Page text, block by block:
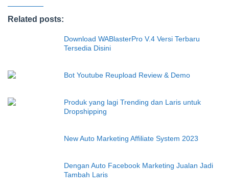
Related posts:
Download WABlasterPro V.4 Versi Terbaru
Tersedia Disini
Bot Youtube Reupload Review & Demo
Produk yang lagi Trending dan Laris untuk
Dropshipping
New Auto Marketing Affiliate System 2023
Dengan Auto Facebook Marketing Jualan Jadi
Tambah Laris